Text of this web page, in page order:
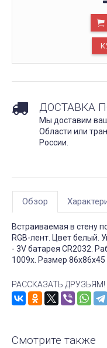
ДОСТАВКА
Мы доставим
Области или
России.
Обзор
Встраиваемая в стену
RGB-лент. Цвет белый.
- 3V батарея CR2032.
1009x. Размер
РАССКАЗАТЬ ДРУЗЬЯМ!
Смотрите также